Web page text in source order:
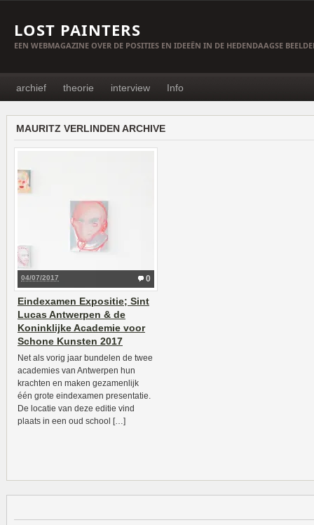
LOST PAINTERS
EEN WEBMAGAZINE OVER DE POSITIES EN IDEEËN IN DE HEDENDAAGSE
archief theorie interview Info
MAURITZ VERLINDEN ARCHIVE
0
04/07/2017
Eindexamen Expositie; Sint
Lucas Antwerpen & de
Koninklijke Academie voor
Schone Kunsten 2017
Net als vorig jaar bundelen de twee
academies van Antwerpen hun
krachten en maken gezamenlijk
één grote eindexamen presentatie.
De locatie van deze editie vind
plaats in een oud school […]